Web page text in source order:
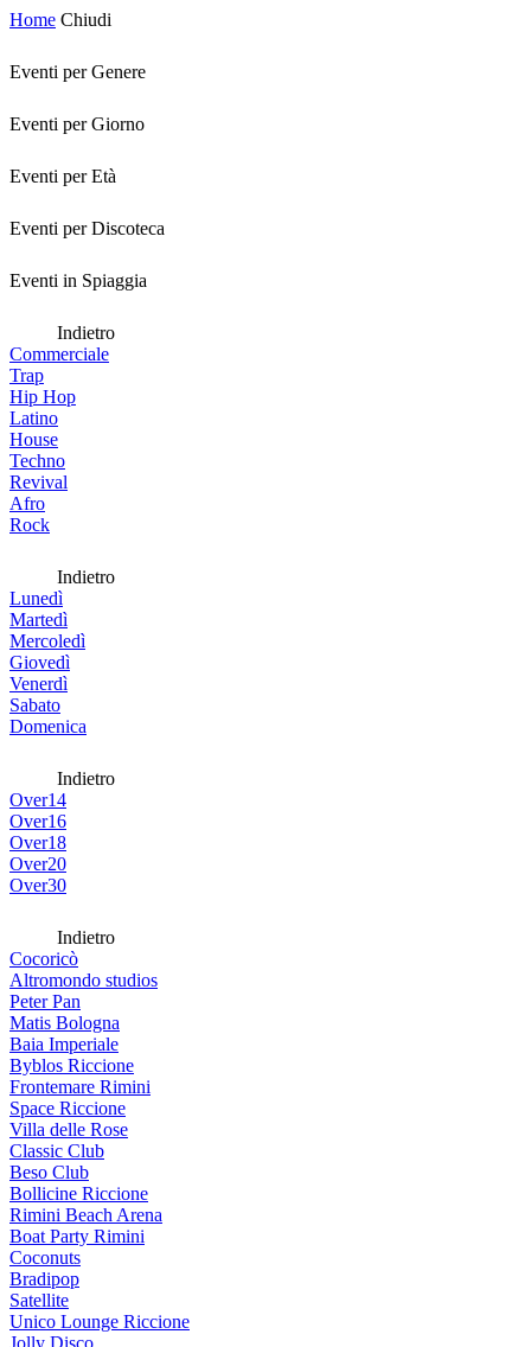
Home Chiudi
Eventi per Genere
Eventi per Giorno
Eventi per Età
Eventi per Discoteca
Eventi in Spiaggia
Indietro
Commerciale
Trap
Hip Hop
Latino
House
Techno
Revival
Afro
Rock
Indietro
Lunedì
Martedì
Mercoledì
Giovedì
Venerdì
Sabato
Domenica
Indietro
Over14
Over16
Over18
Over20
Over30
Indietro
Cocoricò
Altromondo studios
Peter Pan
Matis Bologna
Baia Imperiale
Byblos Riccione
Frontemare Rimini
Space Riccione
Villa delle Rose
Classic Club
Beso Club
Bollicine Riccione
Rimini Beach Arena
Boat Party Rimini
Coconuts
Bradipop
Satellite
Unico Lounge Riccione
Jolly Disco